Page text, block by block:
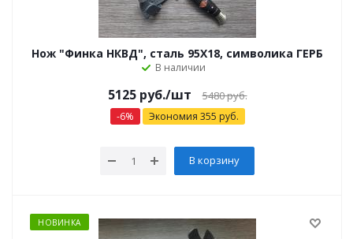
Нож "Финка НКВД", сталь 95Х18, символика ГЕРБ
В наличии
5125 руб./шт 5480 руб.
-6% Экономия 355 руб.
В корзину
НОВИНКА